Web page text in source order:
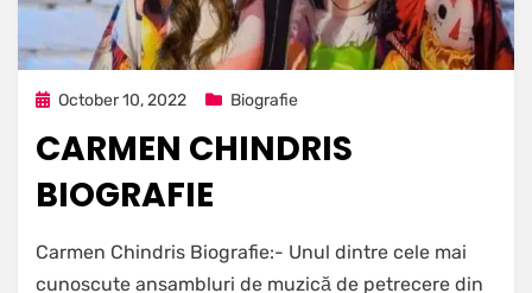
Posted
October 10, 2022 Biografie
CARMEN CHINDRIS
BIOGRAFIE
Carmen Chindris Biografie:- Unul dintre cele mai
cunoscute ansambluri de muzică de petrecere din